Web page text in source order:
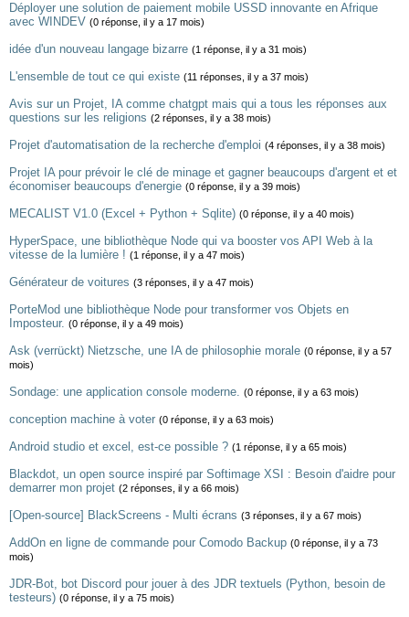
Déployer une solution de paiement mobile USSD innovante en Afrique
avec WINDEV (0 réponse, il y a 17 mois)
idée d'un nouveau langage bizarre (1 réponse, il y a 31 mois)
L'ensemble de tout ce qui existe (11 réponses, il y a 37 mois)
Avis sur un Projet, IA comme chatgpt mais qui a tous les réponses aux
questions sur les religions (2 réponses, il y a 38 mois)
Projet d'automatisation de la recherche d'emploi (4 réponses, il y a 38 mois)
Projet IA pour prévoir le clé de minage et gagner beaucoups d'argent et et
économiser beaucoups d'energie (0 réponse, il y a 39 mois)
MECALIST V1.0 (Excel + Python + Sqlite) (0 réponse, il y a 40 mois)
HyperSpace, une bibliothèque Node qui va booster vos API Web à la
vitesse de la lumière ! (1 réponse, il y a 47 mois)
Générateur de voitures (3 réponses, il y a 47 mois)
PorteMod une bibliothèque Node pour transformer vos Objets en
Imposteur. (0 réponse, il y a 49 mois)
Ask (verrückt) Nietzsche, une IA de philosophie morale (0 réponse, il y a 57
mois)
Sondage: une application console moderne. (0 réponse, il y a 63 mois)
conception machine à voter (0 réponse, il y a 63 mois)
Android studio et excel, est-ce possible ? (1 réponse, il y a 65 mois)
Blackdot, un open source inspiré par Softimage XSI : Besoin d'aidre pour
demarrer mon projet (2 réponses, il y a 66 mois)
[Open-source] BlackScreens - Multi écrans (3 réponses, il y a 67 mois)
AddOn en ligne de commande pour Comodo Backup (0 réponse, il y a 73
mois)
JDR-Bot, bot Discord pour jouer à des JDR textuels (Python, besoin de
testeurs) (0 réponse, il y a 75 mois)